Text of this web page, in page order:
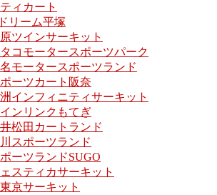
ィカート
リーム平塚
ツインサーキット
コモータースポーツパーク
モータースポーツランド
ーツカート阪奈
インフィニティサーキット
ンリンクもてぎ
松田カートランド
スポーツランド
ーツランドSUGO
スティカサーキット
京サーキット